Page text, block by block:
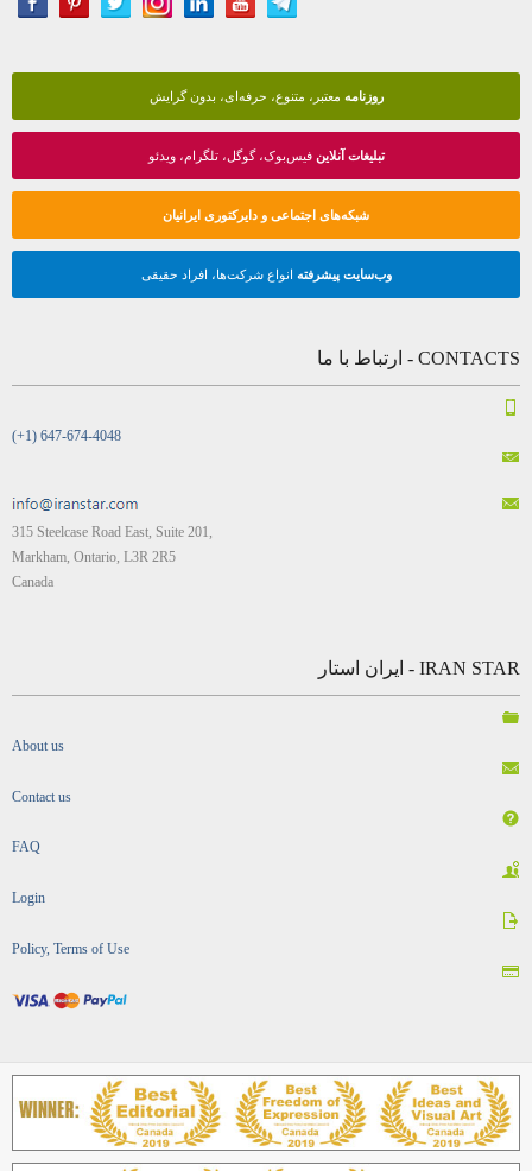
روزنامه معتبر، متنوع، حرفه‌ای، بدون گرایش
تبلیغات آنلاینفیس‌بوک، گوگل، تلگرام، ویدئو
شبکه‌های اجتماعی و دایرکتوری ایرانیان
وب‌سایت پیشرفته انواع شرکت‌ها، افراد حقیقی
CONTACTS - ارتباط با ما
(+1) 647-674-4048
315 Steelcase Road East, Suite 201,
Markham, Ontario, L3R 2R5
Canada
IRAN STAR - ایران استار
About us
Contact us
FAQ
Login
Policy, Terms of Use